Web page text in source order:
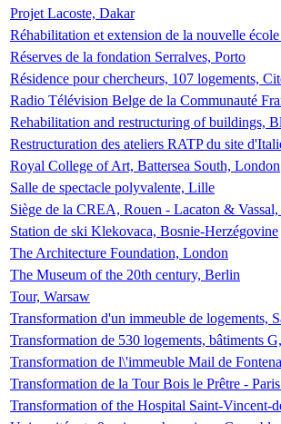
Projet Lacoste, Dakar
Réhabilitation et extension de la nouvelle
Réserves de la fondation Serralves, Porto
Résidence pour chercheurs, 107 logements,
Radio Télévision Belge de la Communauté
Rehabilitation and restructuring of buildings,
Restructuration des ateliers RATP du site
Royal College of Art, Battersea South, London
Salle de spectacle polyvalente, Lille
Siège de la CREA, Rouen - Lacaton &
Station de ski Klekovaca, Bosnie-Herzégovine
The Architecture Foundation, London
The Museum of the 20th century, Berlin
Tour, Warsaw
Transformation d'un immeuble de logements,
Transformation de 530 logements, bâtiments
Transformation de l\'immeuble Mail de
Transformation de la Tour Bois le Prêtre -
Transformation of the Hospital Saint-Vincent-